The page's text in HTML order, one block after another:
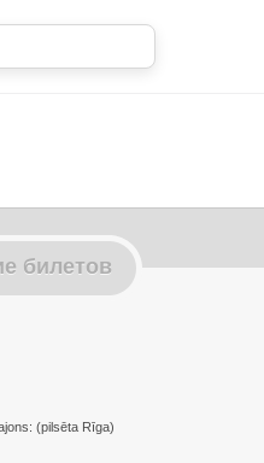
билетов
(pilsēta Rīga)